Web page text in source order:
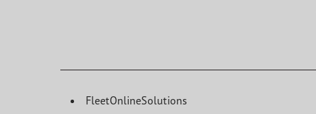
FleetOnlineSolutions